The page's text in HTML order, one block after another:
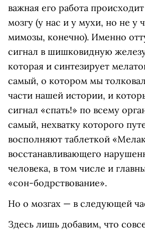
важная его работа
мозгу (у нас и у мухи, но не у
мимозы, конечно). Именно
сигнал в шишковидную
которая и синтезирует
самый, о котором мы
части нашей истории, и
сигнал «спать!» по всему
самый, нехватку которого
восполняют таблеткой
восстанавливающего
человека, в том числе и
«сон-бодрствование».
Но о мозгах — в следующей
Здесь лишь добавим, что